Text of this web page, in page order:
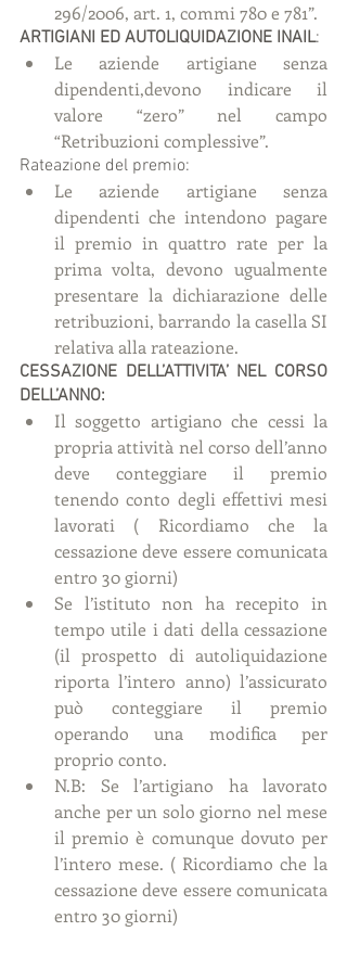
296/2006, art. 1, commi 780 e 781”.
ARTIGIANI ED AUTOLIQUIDAZIONE INAIL:
Le aziende artigiane senza
dipendenti,devono indicare il
valore “zero” nel campo
“Retribuzioni complessive”.
Rateazione del premio:
Le aziende artigiane senza
dipendenti che intendono pagare
il premio in quattro rate per la
prima volta, devono ugualmente
presentare la dichiarazione delle
retribuzioni, barrando la casella SI
relativa alla rateazione.
CESSAZIONE DELL’ATTIVITA’ NEL CORSO
DELL’ANNO:
Il soggetto artigiano che cessi la
propria attività nel corso dell’anno
deve conteggiare il premio
tenendo conto degli effettivi mesi
lavorati ( Ricordiamo che la
cessazione deve essere comunicata
entro 30 giorni)
Se l’istituto non ha recepito in
tempo utile i dati della cessazione
(il prospetto di autoliquidazione
riporta l’intero anno) l’assicurato
può conteggiare il premio
operando una modifica per
proprio conto.
N.B: Se l’artigiano ha lavorato
anche per un solo giorno nel mese
il premio è comunque dovuto per
l’intero mese. ( Ricordiamo che la
cessazione deve essere comunicata
entro 30 giorni)